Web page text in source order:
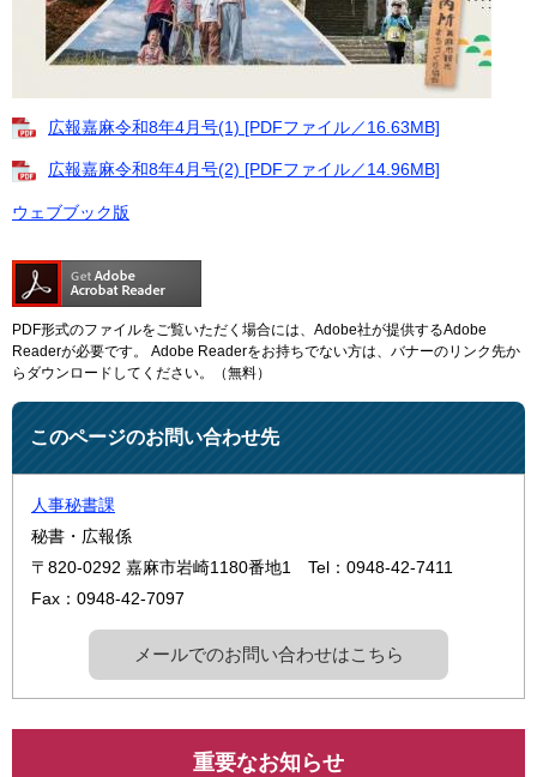
広報嘉麻令和8年4月号(1) [PDFファイル／16.63MB]
広報嘉麻令和8年4月号(2) [PDFファイル／14.96MB]
ウェブブック版
PDF形式のファイルをご覧いただく場合には、Adobe社が提供するAdobe
Readerが必要です。
Adobe Readerをお持ちでない方は、バナーのリンク先か
らダウンロードしてください。（無料）
このページのお問い合わせ先
人事秘書課
秘書・広報係
〒820-0292 嘉麻市岩崎1180番地1
Tel：0948-42-7411
Fax：0948-42-7097
メールでのお問い合わせはこちら
重要なお知らせ